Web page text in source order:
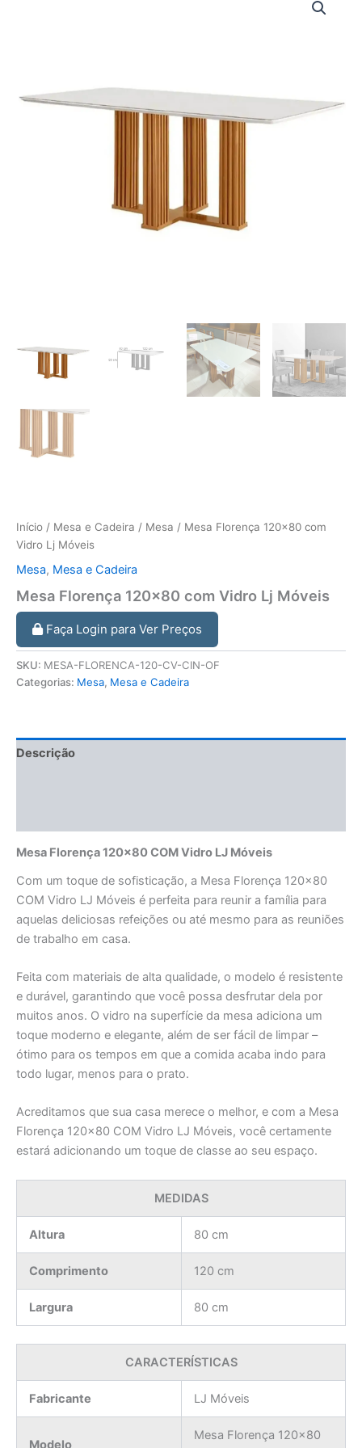
Início / Mesa e Cadeira / Mesa / Mesa Florença 120×80 com
Vidro Lj Móveis
Mesa, Mesa e Cadeira
Mesa Florença 120×80 com Vidro Lj Móveis
Faça Login para Ver Preços
SKU: MESA-FLORENCA-120-CV-CIN-OF
Categorias: Mesa, Mesa e Cadeira
Descrição
Mesa Florença 120×80 COM Vidro LJ Móveis
Com um toque de sofisticação, a Mesa Florença 120×80
COM Vidro LJ Móveis é perfeita para reunir a família para
aquelas deliciosas refeições ou até mesmo para as reuniões
de trabalho em casa.
Feita com materiais de alta qualidade, o modelo é resistente
e durável, garantindo que você possa desfrutar dela por
muitos anos. O vidro na superfície da mesa adiciona um
toque moderno e elegante, além de ser fácil de limpar –
ótimo para os tempos em que a comida acaba indo para
todo lugar, menos para o prato.
Acreditamos que sua casa merece o melhor, e com a Mesa
Florença 120×80 COM Vidro LJ Móveis, você certamente
estará adicionando um toque de classe ao seu espaço.
MEDIDAS
Altura 80 cm
Comprimento 120 cm
Largura 80 cm
CARACTERÍSTICAS
Fabricante LJ Móveis
Modelo
Mesa Florença 120×80